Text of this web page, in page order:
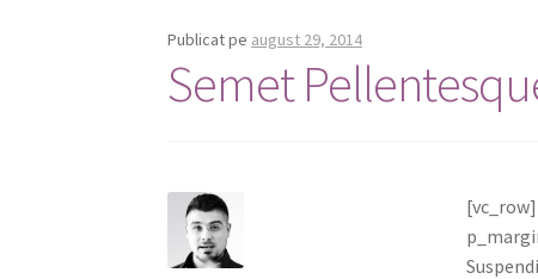
Publicat pe august 29, 2014
Semet